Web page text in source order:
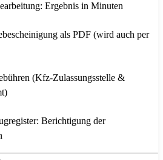
Ergebnis in Minuten
als PDF (wird auch per
(Kfz-Zulassungsstelle &
Berichtigung der